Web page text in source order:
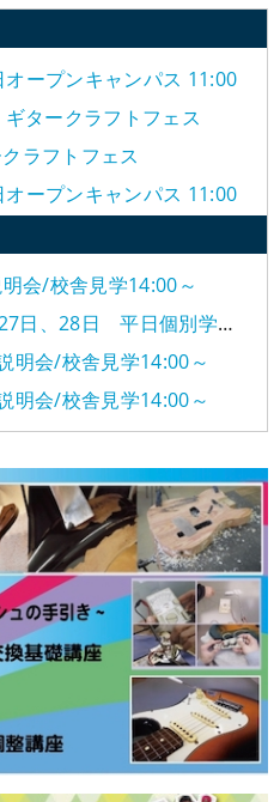
オープンキャンパス 11:00
ギタークラフトフェス
ラフトフェス
オープンキャンパス 11:00
テナンス実習（無料） 10:00〜
トキャスター調整講座
くなる弦交換14:00～
ンキャンパス
明会/校舎見学14:00～
、28日 平日個別学校説明会
明会/校舎見学14:00～
明会/校舎見学14:00～